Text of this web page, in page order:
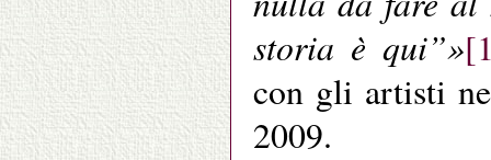
storia è qui”»
con gli artisti
2009.